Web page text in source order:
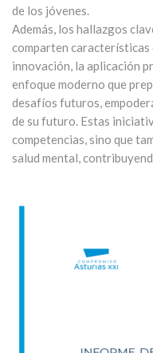
de los jóvenes.
Además, los hallazgos
comparten características
innovación, la aplicación
enfoque moderno que
desafíos futuros,
de su futuro. Estas
competencias, sino que
salud mental,